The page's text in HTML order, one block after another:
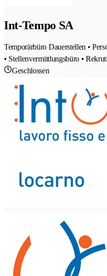
Int-Tempo SA
Temporärbüro Dauerstellen •
• Stellenvermittlungsbüro •
Geschlossen